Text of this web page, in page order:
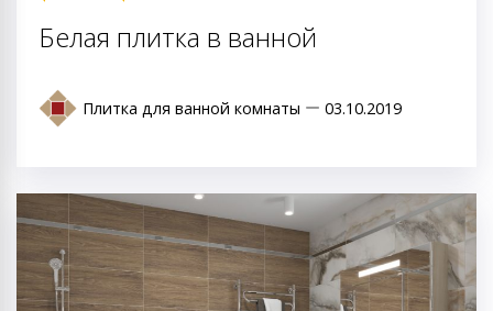
Белая плитка в ванной
Плитка для ванной комнаты 03.10.2019